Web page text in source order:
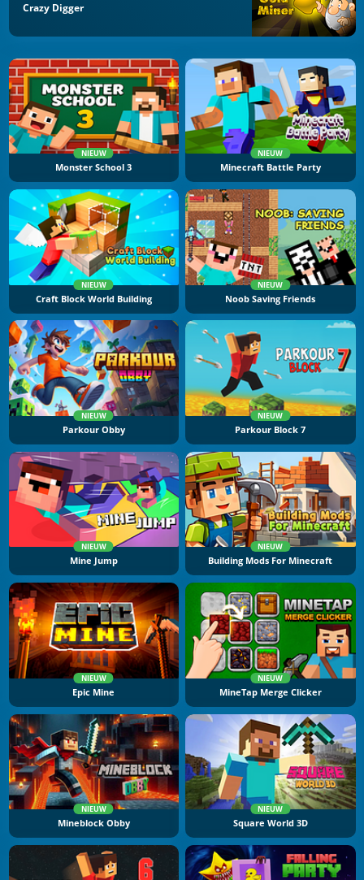
Crazy Digger
NIEUW
Monster School 3
NIEUW
Minecraft Battle Party
NIEUW
Craft Block World Building
NIEUW
Noob Saving Friends
NIEUW
Parkour Obby
NIEUW
Parkour Block 7
NIEUW
Mine Jump
NIEUW
Building Mods For Minecraft
NIEUW
Epic Mine
NIEUW
MineTap Merge Clicker
NIEUW
Mineblock Obby
NIEUW
Square World 3D